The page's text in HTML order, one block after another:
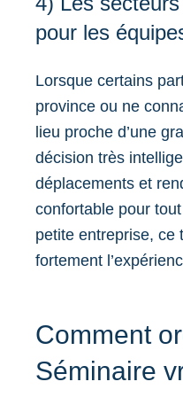
pour les
Lorsque certains
province ou ne
lieu proche d’une
décision très
déplacements et
confortable pour
petite entreprise, ce
fortement
Comment
Séminaire